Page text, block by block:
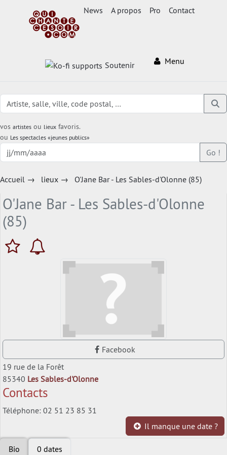
News A propos Pro Contact
Soutenir Menu
vos artistes ou lieux favoris.
ou Les spectacles «jeunes publics»
Go !
Accueil → lieux → O'Jane Bar - Les Sables-d'Olonne (85)
O'Jane Bar - Les Sables-d'Olonne
(85)
Facebook
19 rue de la Forêt
85340 Les Sables-d'Olonne
Contacts
Téléphone: 02 51 23 85 31
Il manque une date ?
Bio 0 dates